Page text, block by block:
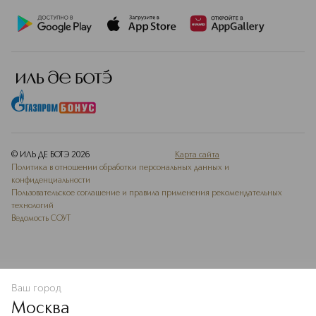
В КОРЗИНУ
© ИЛЬ ДЕ БОТЭ 2026
Карта сайта
Политика в отношении обработки персональных данных и
конфиденциальности
Пользовательское соглашение и правила применения рекомендательных
технологий
Ведомость СОУТ
Ваш город
Москва